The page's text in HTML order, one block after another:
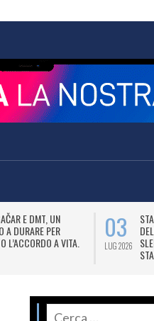
E DMT, UN
A DURARE PER
L’ACCORDO A VITA.
03
LUG 2026